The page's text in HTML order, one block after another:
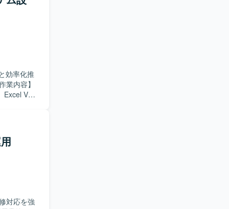
合わせ
効率化推
VBA
に取り
トプロセ
びテスト
対応を強